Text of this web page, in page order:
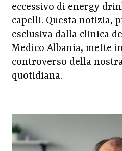
eccessivo di energy
capelli. Questa notizia,
esclusiva dalla clinica
Medico Albania, mette
controverso della
quotidiana.